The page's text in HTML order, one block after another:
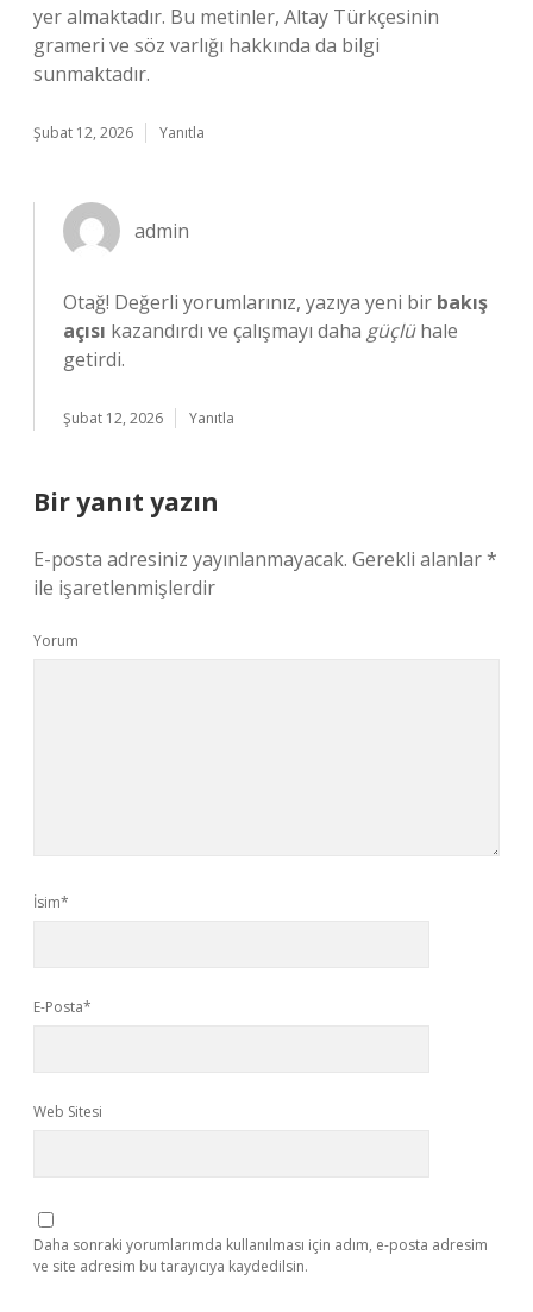
yer almaktadır. Bu metinler, Altay Türkçesinin
grameri ve söz varlığı hakkında da bilgi
sunmaktadır.
Şubat 12, 2026 Yanıtla
admin
Otağ! Değerli yorumlarınız, yazıya yeni bir bakış
açısı kazandırdı ve çalışmayı daha güçlühale
getirdi.
Şubat 12, 2026 Yanıtla
Bir yanıt yazın
E-posta adresiniz yayınlanmayacak. Gerekli alanlar*
ile işaretlenmişlerdir
Yorum
İsim*
E-Posta*
Web Sitesi
Daha sonraki yorumlarımda kullanılması için adım, e-posta adresim
ve site adresim bu tarayıcıya kaydedilsin.